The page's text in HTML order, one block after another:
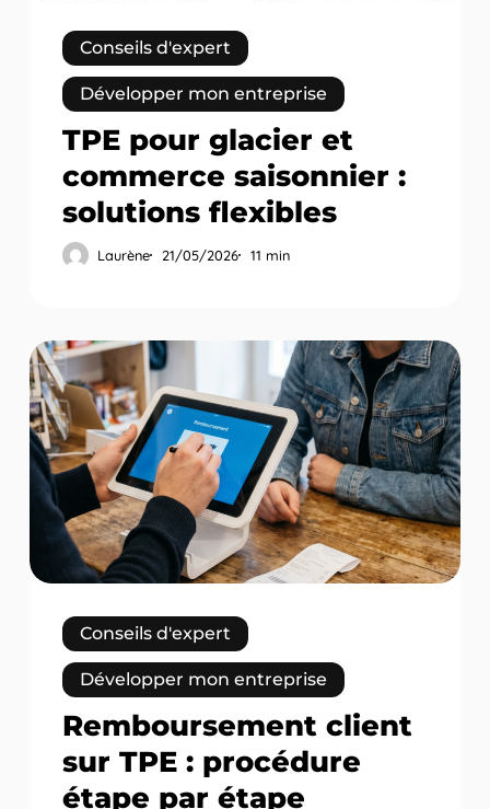
Conseils d'expert
Développer mon entreprise
TPE pour glacier et
commerce saisonnier :
solutions flexibles
Laurène 21/05/2026 11 min
Remboursement
client
sur
TPE
:
procédure
étape
étape
Conseils d'expert
Développer mon entreprise
Remboursement client
sur TPE : procédure
étape par étape